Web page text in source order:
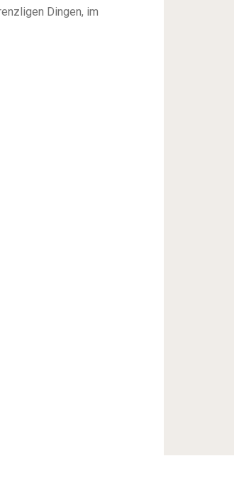
Dingen, im